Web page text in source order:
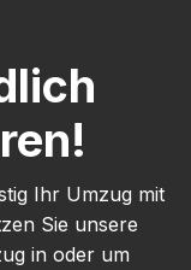
Ihr Umzug mit
Sie unsere
in oder um